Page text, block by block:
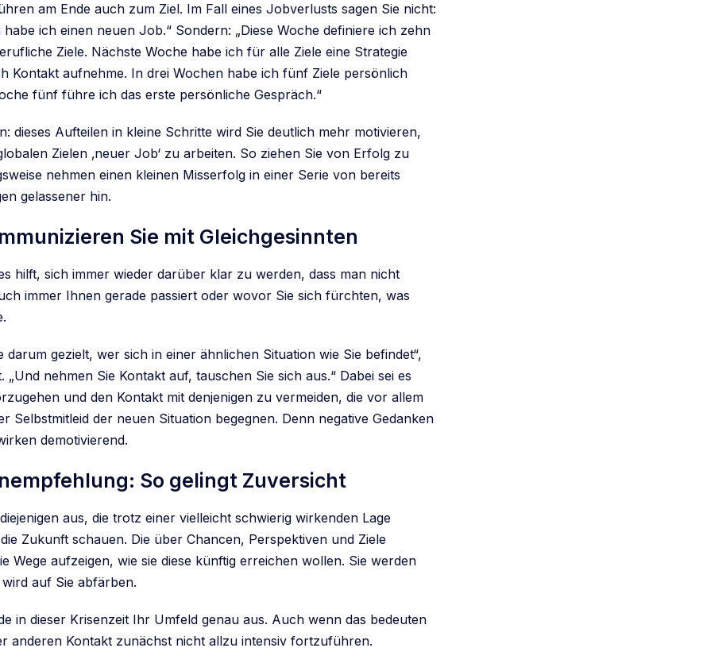
am Ende auch zum Ziel. Im Fall eines Jobverlusts sagen Sie nicht:
ich einen neuen Job.“ Sondern: „Diese Woche definiere ich zehn
Ziele. Nächste Woche habe ich für alle Ziele eine Strategie
Kontakt aufnehme. In drei Wochen habe ich fünf Ziele persönlich
fünf führe ich das erste persönliche Gespräch.“
dieses Aufteilen in kleine Schritte wird Sie deutlich mehr motivieren,
Zielen ‚neuer Job‘ zu arbeiten. So ziehen Sie von Erfolg zu
nehmen einen kleinen Misserfolg in einer Serie von bereits
gelassener hin.
Sie mit Gleichgesinnten
hilft, sich immer wieder darüber klar zu werden, dass man nicht
immer Ihnen gerade passiert oder wovor Sie sich fürchten, was
darum gezielt, wer sich in einer ähnlichen Situation wie Sie befindet“,
„Und nehmen Sie Kontakt auf, tauschen Sie sich aus.“ Dabei sei es
und den Kontakt mit denjenigen zu vermeiden, die vor allem
Selbstmitleid der neuen Situation begegnen. Denn negative Gedanken
demotivierend.
So gelingt Zuversicht
aus, die trotz einer vielleicht schwierig wirkenden Lage
Zukunft schauen. Die über Chancen, Perspektiven und Ziele
Wege aufzeigen, wie sie diese künftig erreichen wollen. Sie werden
auf Sie abfärben.
in dieser Krisenzeit Ihr Umfeld genau aus. Auch wenn das bedeuten
anderen Kontakt zunächst nicht allzu intensiv fortzuführen.